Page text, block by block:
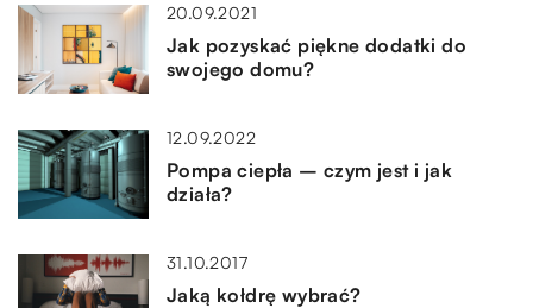
20.09.2021
Jak pozyskać piękne dodatki do
swojego domu?
12.09.2022
Pompa ciepła – czym jest i jak
działa?
31.10.2017
Jaką kołdrę wybrać?